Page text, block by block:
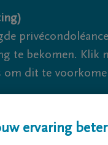
te bekomen.
dit te
89 76 13 26Maasmechelen
ervaring beter